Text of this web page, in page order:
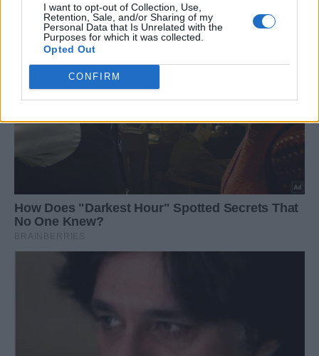
I want to opt-out of Collection, Use,
Retention, Sale, and/or Sharing of my
Personal Data that Is Unrelated with the
Purposes for which it was collected.
Opted Out
CONFIRM